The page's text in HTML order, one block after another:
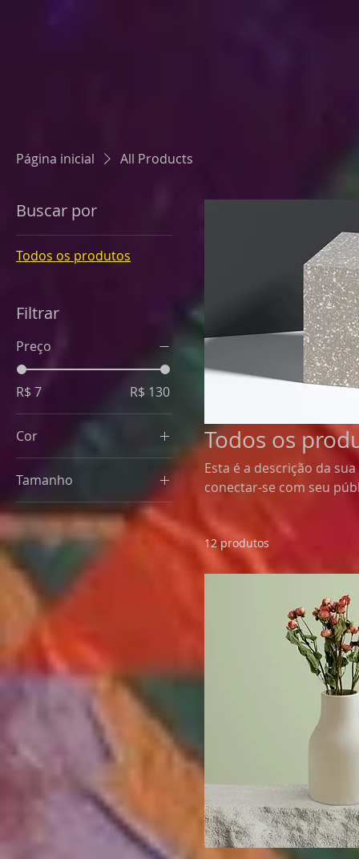
Página inicial All Products
Buscar por
Todos os produtos
Filtrar
Preço
R$ 7 R$ 130
Cor
Tamanho
250 ml
500 ml
80 ml
Large
Medium
Todos os
Esta é a descrição da
conectar-se com seu
12 produtos